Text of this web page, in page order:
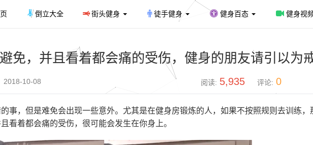
倒立大全 街头健身 徒手健身 健身百态 健身视
免，并且看着都会痛的受伤，健身的朋友请引以为
2018-10-08 阅读: 5,935 评论: 0
事，但是难免会出现一些意外。尤其是在健身房锻炼的人，如果不按照规则去训练，
看着都会痛的受伤，很可能会发生在你身上。